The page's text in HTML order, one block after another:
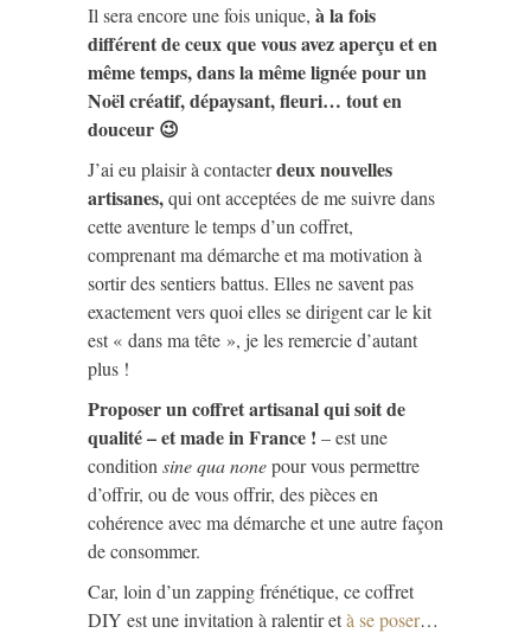
Il sera encore une fois unique, à la fois
différent de ceux que vous avez aperçu et en
même temps, dans la même lignée pour un
Noël créatif, dépaysant, fleuri… tout en
douceur 😉
J’ai eu plaisir à contacterdeux nouvelles
artisanes,qui ont acceptées de me suivre dans
cette aventure le temps d’un coffret,
comprenant ma démarche et ma motivation à
sortir des sentiers battus. Elles ne savent pas
exactement vers quoi elles se dirigent car le kit
est « dans ma tête », je les remercie d’autant
plus !
Proposer un coffret artisanal qui soit de
qualité – et made in France ! – est une
condition sine qua nonepour vous permettre
d’offrir, ou de vous offrir, des pièces en
cohérence avec ma démarche et une autre façon
de consommer.
Car, loin d’un zapping frénétique, ce coffret
DIY est une invitation à ralentir età se poser…